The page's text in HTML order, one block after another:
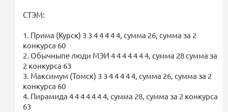
СТЭМ:
1. Прима (Курск) 3 3 4 4 4 4 4, сумма 26, сумма за 2
конкурса 60
2. Обычныпе люди МЭИ 4 4 4 4 4 4 4, сумма 28 сумма за
2 конкурса 63
3. Максимум (Томск) 3 3 4 4 4 4 4, сумма 26, сумма за 2
конкурса 60
4. Пирамида 4 4 4 4 4 4 4, сумма 28, сумма за 2 конкурса
63